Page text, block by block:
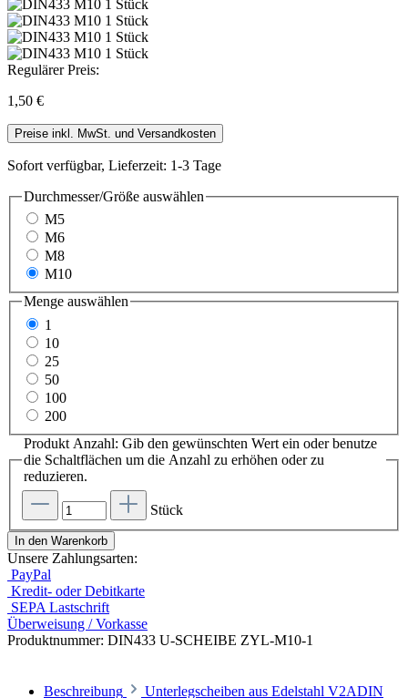
Regulärer Preis:
1,50 €
Preise inkl. MwSt. und Versandkosten
Sofort verfügbar, Lieferzeit: 1-3 Tage
Durchmesser/Größe auswählen
M5
M6
M8
M10
Menge auswählen
1
10
25
50
100
200
Produkt Anzahl: Gib den gewünschten Wert ein oder benutze
die Schaltflächen um die Anzahl zu erhöhen oder zu
reduzieren.
Stück
In den Warenkorb
Unsere Zahlungsarten:
PayPal
Kredit- oder Debitkarte
SEPA Lastschrift
Überweisung / Vorkasse
Produktnummer: DIN433 U-SCHEIBE ZYL-M10-1
Beschreibung Unterlegscheiben aus Edelstahl V2ADIN